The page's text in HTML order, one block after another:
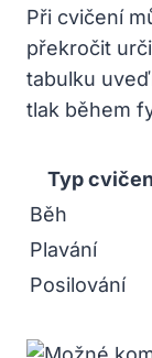
Při cvičení
překročit
tabulku
tlak během
Typ
Běh
Plavání
Posilování